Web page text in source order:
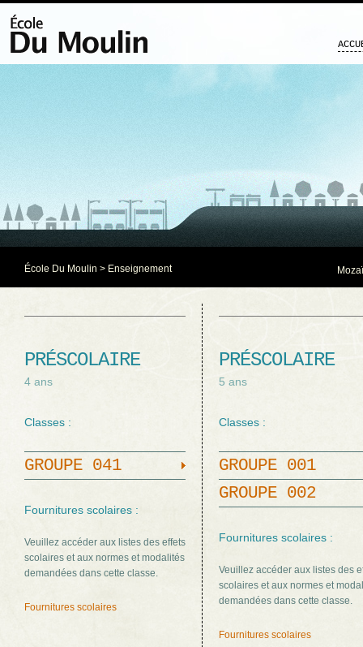
École Du Moulin > Enseignement
PRÉSCOLAIRE
4 ans
Classes :
GROUPE 041
Fournitures scolaires :
Veuillez accéder aux listes des effets
scolaires et aux normes et modalités
demandées dans cette classe.
Fournitures scolaires
PRÉSCOLAIRE
5 ans
Classes :
GROUPE 001
GROUPE 002
Fournitures scolaires :
Veuillez accéder aux listes des
scolaires et aux normes et
demandées dans cette classe.
Fournitures scolaires